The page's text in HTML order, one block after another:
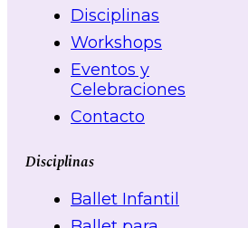
Disciplinas
Workshops
Eventos y
Celebraciones
Contacto
Disciplinas
Ballet Infantil